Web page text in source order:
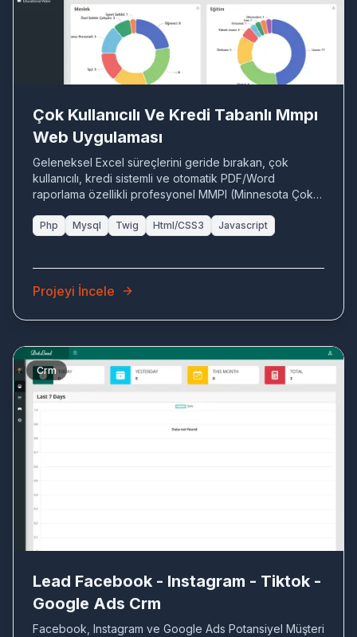
Çok Kullanıcılı Ve Kredi Tabanlı Mmpı
Web Uygulaması
Geleneksel Excel süreçlerini geride bırakan, çok
kullanıcılı, kredi sistemli ve otomatik PDF/Word
raporlama özellikli profesyonel MMPI (Minnesota Çok
Php Mysql Twig Html/CSS3 Javascript
Projeyi İncele
LE
Crm
Lead Facebook - Instagram - Tiktok -
Google Ads Crm
Facebook, Instagram ve Google Ads Potansiyel Müşteri